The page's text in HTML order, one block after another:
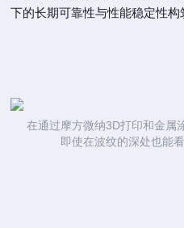
下的长期可靠性与性能稳定性构
在通过摩方微纳3D打印和金属
即使在波纹的深处也能